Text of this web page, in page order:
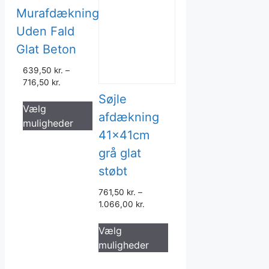
Murafdækning
Uden Fald
Glat Beton
639,50 kr. –
716,50 kr.
Vælg
muligheder
Dette
vare
har
flere
varianter.
Mulighederne
vælges
varesiden
Søjle
afdækning
41x41cm
grå glat
støbt
761,50 kr. –
1.066,00 kr.
Vælg
muligheder
Dette
har